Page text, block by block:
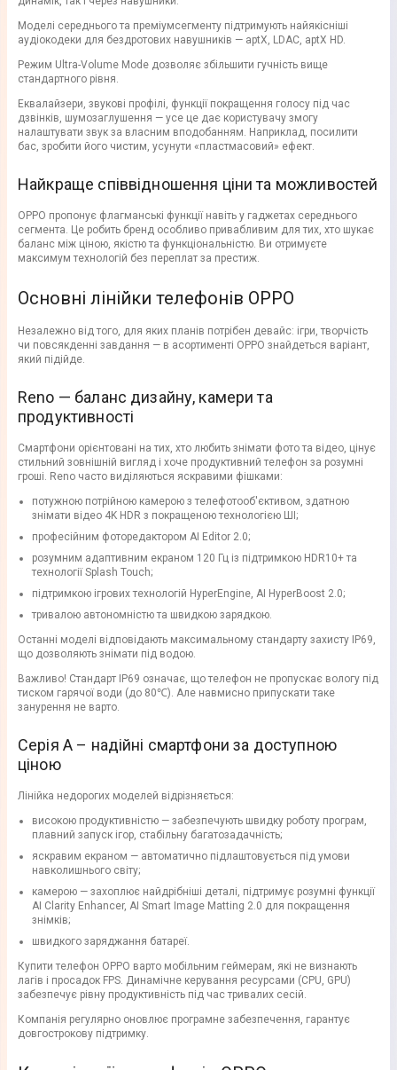
Моделі середнього та преміумсегменту підтримують найякісніші
аудіокодеки для бездротових навушників — aptX, LDAC, aptX HD.
Режим Ultra-Volume Mode дозволяє збільшити гучність вище
стандартного рівня.
Еквалайзери, звукові профілі, функції покращення голосу під час
дзвінків, шумозаглушення — усе це дає користувачу змогу
налаштувати звук за власним вподобанням. Наприклад, посилити
бас, зробити його чистим, усунути «пластмасовий» ефект.
Найкраще співвідношення ціни та можливостей
OPPO пропонує флагманські функції навіть у гаджетах середнього
сегмента. Це робить бренд особливо привабливим для тих, хто шукає
баланс між ціною, якістю та функціональністю. Ви отримуєте
максимум технологій без переплат за престиж.
Основні лінійки телефонів OPPO
Незалежно від того, для яких планів потрібен девайс: ігри, творчість
чи повсякденні завдання — в асортименті OPPO знайдеться варіант,
який підійде.
Reno — баланс дизайну, камери та
продуктивності
Смартфони орієнтовані на тих, хто любить знімати фото та відео, цінує
стильний зовнішній вигляд і хоче продуктивний телефон за розумні
гроші. Reno часто виділяються яскравими фішками:
потужною потрійною камерою з телефотооб'єктивом, здатною
знімати відео 4K HDR з покращеною технологією ШІ;
професійним фоторедактором AI Editor 2.0;
розумним адаптивним екраном 120 Гц із підтримкою HDR10+ та
технології Splash Touch;
підтримкою ігрових технологій HyperEngine, AI HyperBoost 2.0;
тривалою автономністю та швидкою зарядкою.
Останні моделі відповідають максимальному стандарту захисту IP69,
що дозволяють знімати під водою.
Важливо! Стандарт IP69 означає, що телефон не пропускає вологу під
тиском гарячої води (до 80℃). Але навмисно припускати таке
занурення не варто.
Серія А – надійні смартфони за доступною
ціною
Лінійка недорогих моделей відрізняється:
високою продуктивністю — забезпечують швидку роботу програм,
плавний запуск ігор, стабільну багатозадачність;
яскравим екраном — автоматично підлаштовується під умови
навколишнього світу;
камерою — захоплює найдрібніші деталі, підтримує розумні функції
AI Clarity Enhancer, AI Smart Image Matting 2.0 для покращення
знімків;
швидкого заряджання батареї.
Купити телефон OPPO варто мобільним геймерам, які не визнають
лагів і просадок FPS. Динамічне керування ресурсами (CPU, GPU)
забезпечує рівну продуктивність під час тривалих сесій.
Компанія регулярно оновлює програмне забезпечення, гарантує
довгострокову підтримку.